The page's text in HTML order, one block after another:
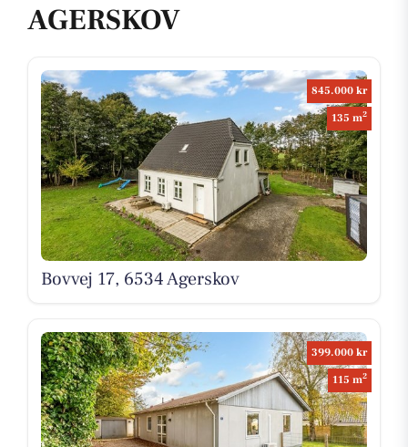
AGERSKOV
845.000 kr
135 m2
Bovvej 17, 6534 Agerskov
399.000 kr
115 m2